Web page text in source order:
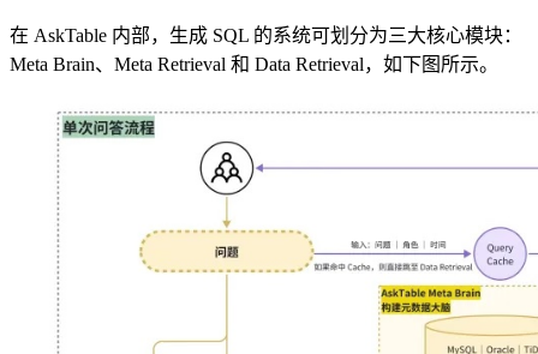
在 AskTable 内部，生成 SQL 的系统可划分为三大核心模块：
Meta Brain、Meta Retrieval 和 Data Retrieval，如下图所示。